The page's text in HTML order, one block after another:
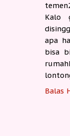
Kalo
apa
bisa
Balas